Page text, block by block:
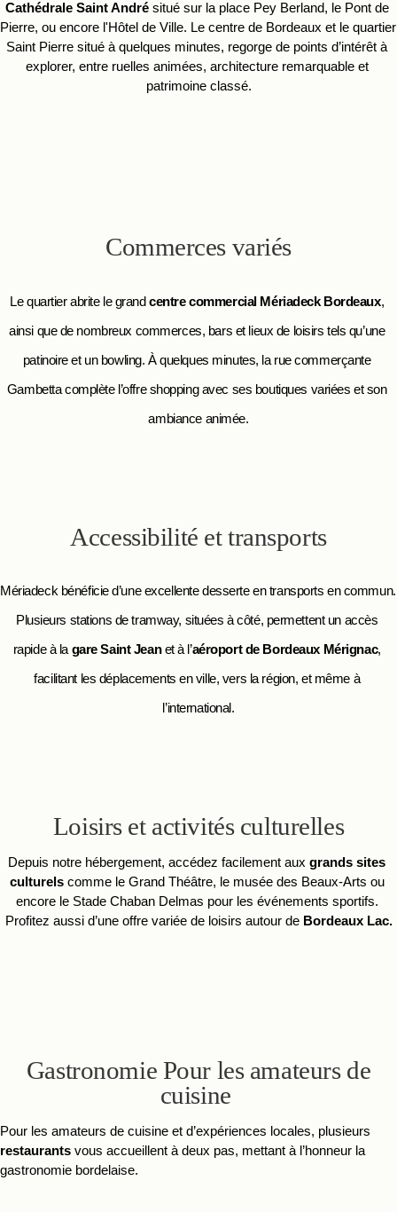
Cathédrale Saint André situé sur la place Pey Berland, le Pont de
Pierre, ou encore l'Hôtel de Ville. Le centre de Bordeaux et le quartier
Saint Pierre situé à quelques minutes, regorge de points d’intérêt à
explorer, entre ruelles animées, architecture remarquable et
patrimoine classé.
Commerces variés
Le quartier abrite le grand centre commercial Mériadeck Bordeaux,
ainsi que de nombreux commerces, bars et lieux de loisirs tels qu’une
patinoire et un bowling. À quelques minutes, la rue commerçante
Gambetta complète l’offre shopping avec ses boutiques variées et son
ambiance animée.
Accessibilité et transports
Mériadeck bénéficie d’une excellente desserte en transports en commun.
Plusieurs stations de tramway, situées à côté, permettent un accès
rapide à la gare Saint Jean et à l’aéroport de Bordeaux Mérignac,
facilitant les déplacements en ville, vers la région, et même à
l’international.
Loisirs et activités culturelles
Depuis notre hébergement, accédez facilement aux grands sites
culturels comme le Grand Théâtre, le musée des Beaux-Arts ou
encore le Stade Chaban Delmas pour les événements sportifs.
Profitez aussi d’une offre variée de loisirs autour de Bordeaux Lac.
Gastronomie Pour les amateurs de
cuisine
restaurants vous accueillent à deux pas, mettant à l’honneur la
gastronomie bordelaise.